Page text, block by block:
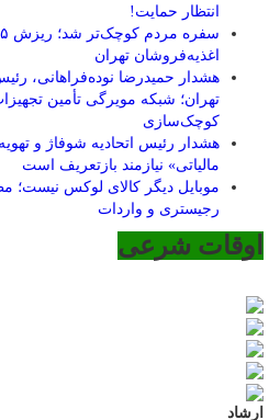
انتظار حمایت!
اغذیه‌فروشان تهران
هشدار حمیدرضا نوده‌فراهانی،
تهران؛ شبکه مویرگی تأمین
کوچک‌سازی
هشدار رئیس اتحادیه شوفاژ و
مالیاتی» نیازمند بازتعریف است
موبایل دیگر کالای لوکس نیست؛
رجیستری و واردات
اوقات شرعی
ارشاد